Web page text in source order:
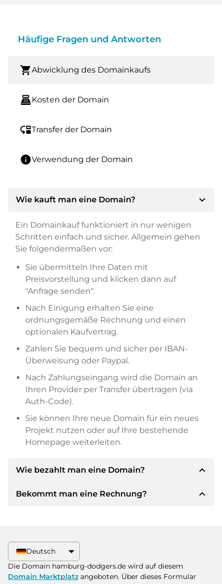
Häufige Fragen und Antworten
shopping_cartAbwicklung des Domainkaufs
point_of_saleKosten der Domain
move_downTransfer der Domain
infoVerwendung der Domain
Wie kauft man eine Domain? expand_more
Ein Domainkauf funktioniert in nur wenigen
Schritten einfach und sicher. Allgemein gehen
Sie folgendermaßen vor:
Sie übermitteln Ihre Daten mit
Preisvorstellung und klicken dann auf
"Anfrage senden".
Nach Einigung erhalten Sie eine
ordnungsgemäße Rechnung und einen
optionalen Kaufvertrag.
Zahlen Sie bequem und sicher per IBAN-
Überweisung oder Paypal.
Nach Zahlungseingang wird die Domain an
Ihren Provider per Transfer übertragen (via
Auth-Code).
Sie können Ihre neue Domain für ein neues
Projekt nutzen oder auf Ihre bestehende
Homepage weiterleiten.
Wie bezahlt man eine Domain? expand_less
Nach einer Einigung wird der Inhaber Ihnen die
Zahlungsmethoden anbieten.
Bitte geben Sie bei der Überweisung immer
den Domainnamen und die
Bekommt man eine Rechnung? expand_less
größeren Kaufpreisen bekommen Sie auf
Wunsch auch einen zusätzlichen Kaufvertrag.
Deutsch
Die Domain hamburg-dodgers.de wird auf diesem
Domain Marktplatz angeboten. Über dieses Formular